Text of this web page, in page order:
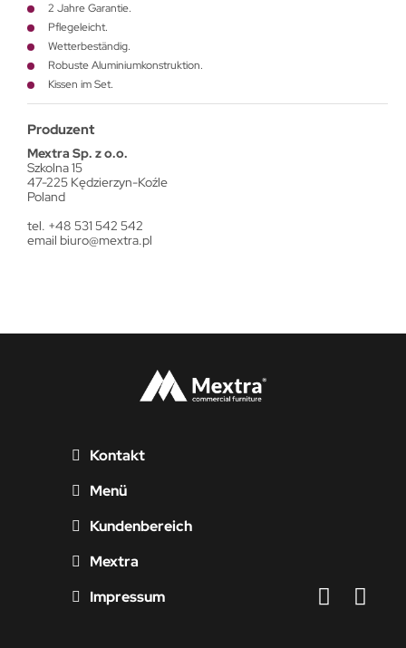
2 Jahre Garantie.
Pflegeleicht.
Wetterbeständig.
Robuste Aluminiumkonstruktion.
Kissen im Set.
Produzent
Mextra Sp. z o.o.
Szkolna 15
47-225 Kędzierzyn-Koźle
Poland
tel. +48 531 542 542
email biuro@mextra.pl
Kontakt
Menü
Kundenbereich
Mextra
Impressum